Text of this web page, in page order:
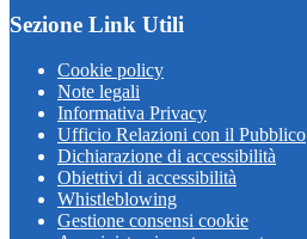
Sezione Link Utili
Cookie policy
Note legali
Informativa Privacy
Ufficio Relazioni con il Pubblico
Dichiarazione di accessibilità
Obiettivi di accessibilità
Whistleblowing
Gestione consensi cookie